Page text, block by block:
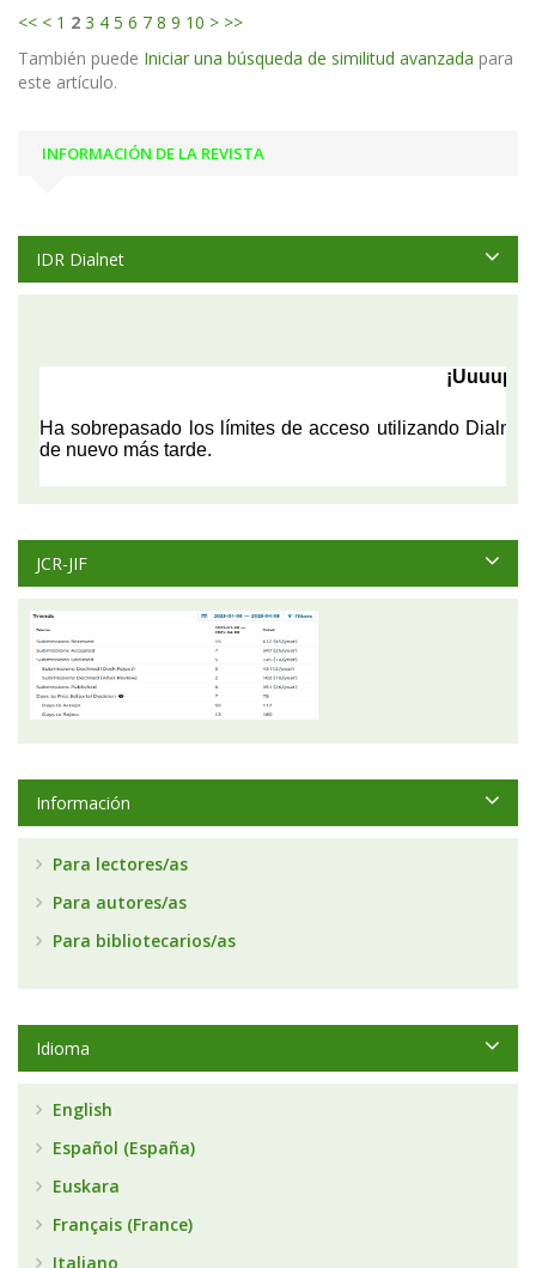
<< < 1 2 3 4 5 6 7 8 9 10 > >>
También puede Iniciar una búsqueda de similitud avanzada para
este artículo.
INFORMACIÓN DE LA REVISTA
IDR Dialnet
JCR-JIF
Información
Para lectores/as
Para autores/as
Para bibliotecarios/as
Idioma
English
Español (España)
Euskara
Français (France)
Italiano